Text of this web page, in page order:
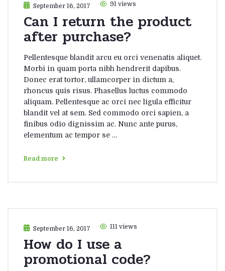
September 16, 2017 91 views
Can I return the product
after purchase?
Pellentesque blandit arcu eu orci venenatis aliquet.
Morbi in quam porta nibh hendrerit dapibus.
Donec erat tortor, ullamcorper in dictum a,
rhoncus quis risus. Phasellus luctus commodo
aliquam. Pellentesque ac orci nec ligula efficitur
blandit vel at sem. Sed commodo orci sapien, a
finibus odio dignissim ac. Nunc ante purus,
elementum ac tempor se …
Read more
September 16, 2017 111 views
How do I use a
promotional code?